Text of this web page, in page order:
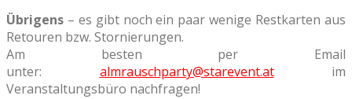
Übrigens – es gibt noch ein paar wenige Restkarten aus
Retouren bzw. Stornierungen.
Am besten per Email
unter:
almrauschparty@starevent.atim
Veranstaltungsbüro nachfragen!